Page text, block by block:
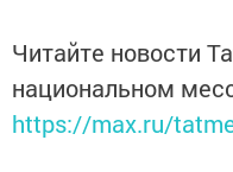
Читайте новости
национальном
https://max.ru/